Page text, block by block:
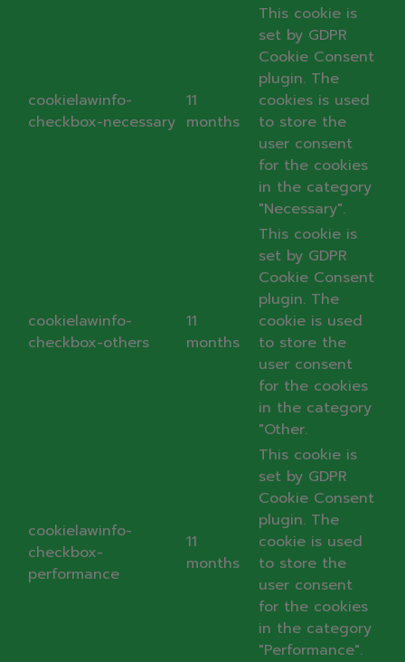
cookielawinfo-
checkbox-necessary
11
months
This cookie is
set by GDPR
Cookie Consent
plugin. The
cookies is used
to store the
user consent
for the cookies
in the category
"Necessary".
cookielawinfo-
checkbox-others
11
months
This cookie is
set by GDPR
Cookie Consent
plugin. The
cookie is used
to store the
user consent
for the cookies
in the category
"Other.
cookielawinfo-
checkbox-
performance
11
months
This cookie is
set by GDPR
Cookie Consent
plugin. The
cookie is used
to store the
user consent
for the cookies
in the category
"Performance".